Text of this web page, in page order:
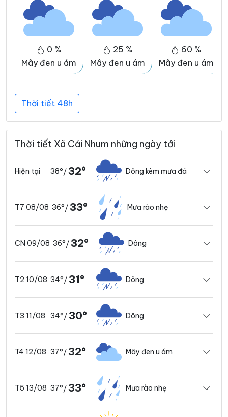
0 %
Mây đen u ám
25 %
Mây đen u ám
60 %
Mây đen u ám
Thời tiết 48h
Thời tiết Xã Cái Nhum những ngày tới
Hiện tại 38°/ 32° Dông kèm mưa đá
T7 08/08 36°/ 33° Mưa rào nhẹ
CN 09/08 36°/ 32° Dông
T2 10/08 34°/ 31° Dông
T3 11/08 34°/ 30° Dông
T4 12/08 37°/ 32° Mây đen u ám
T5 13/08 37°/ 33° Mưa rào nhẹ